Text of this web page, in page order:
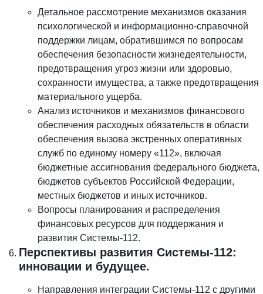
Детальное рассмотрение механизмов оказания
психологической и информационно-справочной
поддержки лицам, обратившимся по вопросам
обеспечения безопасности жизнедеятельности,
предотвращения угроз жизни или здоровью,
сохранности имущества, а также предотвращения
материального ущерба.
Анализ источников и механизмов финансового
обеспечения расходных обязательств в области
обеспечения вызова экстренных оперативных
служб по единому номеру «112», включая
бюджетные ассигнования федерального бюджета,
бюджетов субъектов Российской Федерации,
местных бюджетов и иных источников.
Вопросы планирования и распределения
финансовых ресурсов для поддержания и
развития Системы-112.
Перспективы развития Системы-112:
инновации и будущее.
Направления интеграции Системы-112 с другими